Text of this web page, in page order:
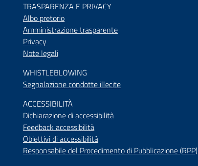
TRASPARENZA E PRIVACY
Albo pretorio
Amministrazione trasparente
Privacy
Note legali
WHISTLEBLOWING
Segnalazione condotte illecite
ACCESSIBILITÀ
Dichiarazione di accessibilità
Feedback accessibilità
Obiettivi di accessibilità
Responsabile del Procedimento di Pubblicazione (RPP)